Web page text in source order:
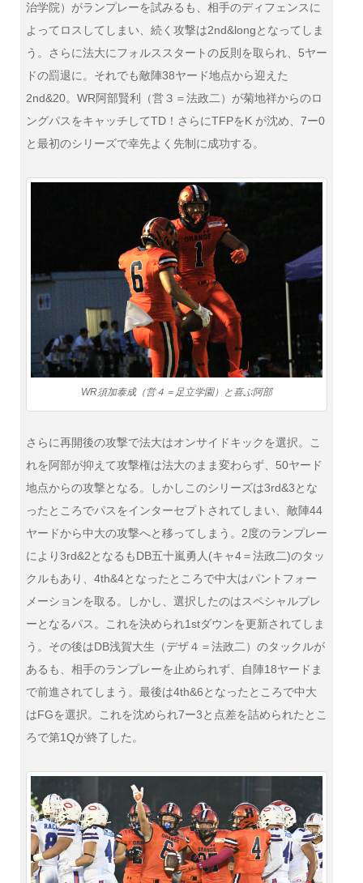
治学院）がランプレーを試みるも、相手のディフェンスに
よってロスしてしまい、続く攻撃は2nd&longとなってしま
う。さらに法大にフォルススタートの反則を取られ、5ヤー
ドの罰退に。それでも敵陣38ヤード地点から迎えた
2nd&20。WR阿部賢利（営３＝法政二）が菊地祥からのロ
ングパスをキャッチしてTD！さらにTFPをK が沈め、7ー0
と最初のシリーズで幸先よく先制に成功する。
WR須加泰成（営４＝足立学園）と喜ぶ阿部
さらに再開後の攻撃で法大はオンサイドキックを選択。こ
れを阿部が抑えて攻撃権は法大のまま変わらず、50ヤード
地点からの攻撃となる。しかしこのシリーズは3rd&3とな
ったところでパスをインターセプトされてしまい、敵陣44
ヤードから中大の攻撃へと移ってしまう。2度のランプレー
により3rd&2となるもDB五十嵐勇人(キャ4＝法政二)のタッ
クルもあり、4th&4となったところで中大はパントフォー
メーションを取る。しかし、選択したのはスペシャルプレ
ーとなるパス。これを決められ1stダウンを更新されてしま
う。その後はDB浅賀大生（デザ４＝法政二）のタックルが
あるも、相手のランプレーを止められず、自陣18ヤードま
で前進されてしまう。最後は4th&6となったところで中大
はFGを選択。これを沈められ7ー3と点差を詰められたとこ
ろで第1Qが終了した。